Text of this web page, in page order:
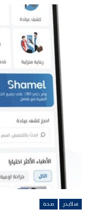
سلايدر صحة